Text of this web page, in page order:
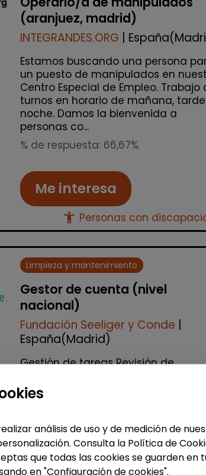
(aranjuez, madrid)
INTEGRANDES.ORG |
Estamos buscando una persona
un puesto de manipulados en
Centro Especial de Empleo. Trabajo
turnos en horario de mañana,
noche. Damos la bienvenida a
personas co...
% de respuesta: 66,67%
Me interesa
accessibility_new Personas con
Limpieza y mantenimiento
Gestor de cuenta (nivel
nacional)
Fundación Seeliger y Conde
España(Madrid)
Gestión de tareas Revisión de
Auditorías internas y gestión de
incidencias Realización de visitas a
% de respuesta: 100,00%
análisis de uso y de medición de
Consulta la Política de
que todas las cookies se guarden en
en "Configuración de cookies".